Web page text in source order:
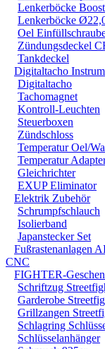
Lenkerböcke
Lenkerböcke
Oel
Zündungsdeckel
Tankdeckel
Digitaltacho
Digitaltacho
Tachomagnet
Kontroll-Leuchten
Steuerboxen
Zündschloss
Temperatur Oel/
Temperatur
Gleichrichter
EXUP Eliminator
Elektrik Zubehör
Schrumpfschlauch
Isolierband
Japanstecker Set
Fußrastenanlagen
CNC
FIGHTER-
Schriftzug
Garderobe
Grillzangen
Schlagring
Schlüsselanhänger